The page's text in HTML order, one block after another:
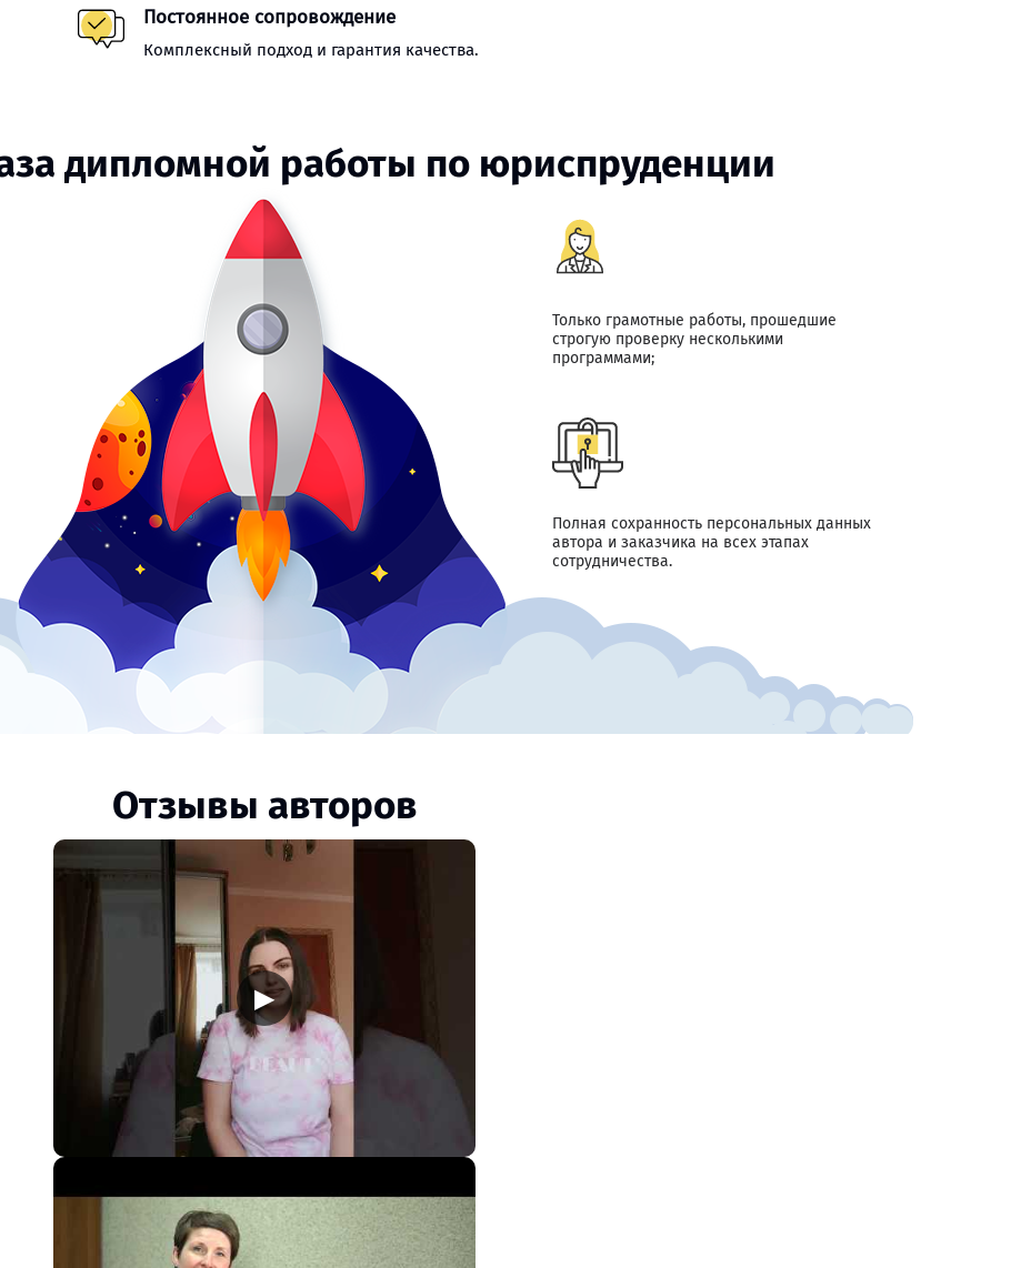
Постоянное сопровождение
Комплексный подход и гарантия качества.
дипломной работы по юриспруденции
Только грамотные работы, прошедшие
строгую проверку несколькими
программами;
Полная сохранность персональных данных
автора и заказчика на всех этапах
сотрудничества.
Отзывы авторов
▶